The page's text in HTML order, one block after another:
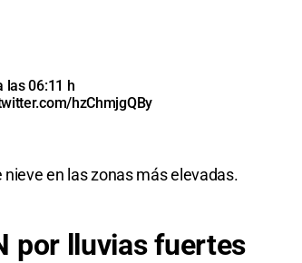
las 06:11 h
hzChmjgQBy
en las zonas más elevadas.
por lluvias fuertes